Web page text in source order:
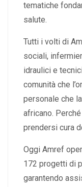
tematiche
salute.
Tutti i volti di
sociali,
idraulici e
comunità che
personale che
africano.
prendersi cura
Oggi Amref
172 progetti di
garantendo